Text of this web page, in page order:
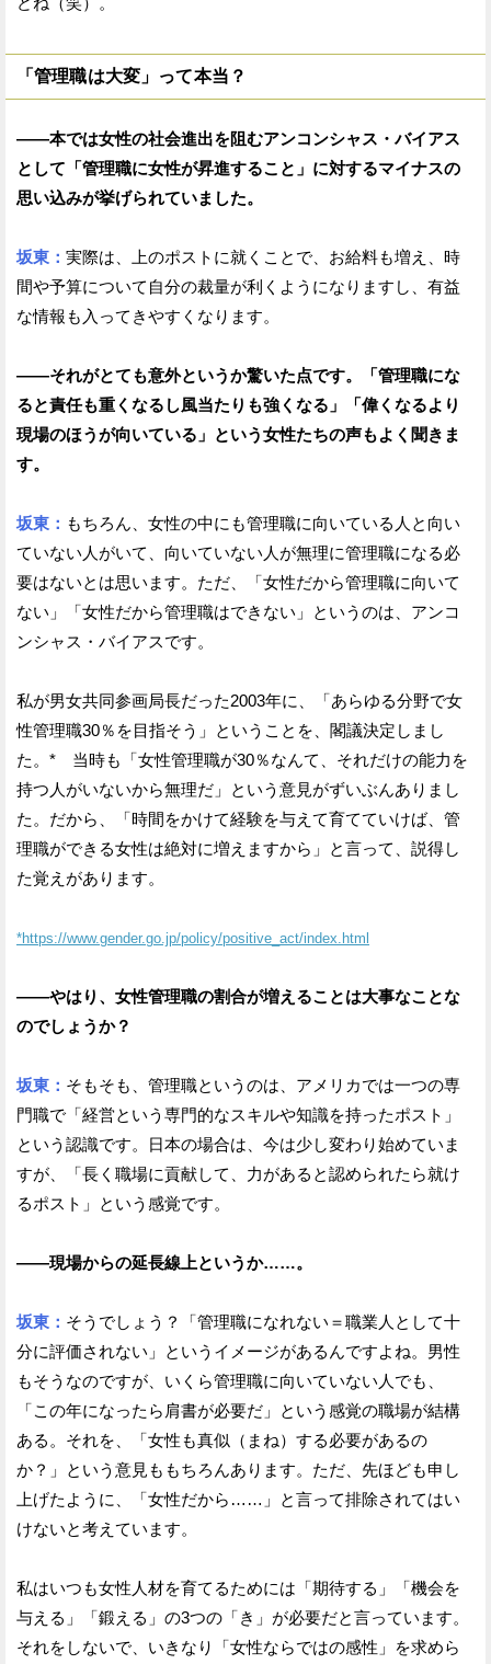
「管理職は大変」って本当？
——本では女性の社会進出を阻むアンコンシャス・バイアス
として「管理職に女性が昇進すること」に対するマイナスの
思い込みが挙げられていました。
坂東： 実際は、上のポストに就くことで、お給料も増え、時
間や予算について自分の裁量が利くようになりますし、有益
な情報も入ってきやすくなります。
——それがとても意外というか驚いた点です。「管理職にな
ると責任も重くなるし風当たりも強くなる」「偉くなるより
現場のほうが向いている」という女性たちの声もよく聞きま
す。
坂東： もちろん、女性の中にも管理職に向いている人と向い
ていない人がいて、向いていない人が無理に管理職になる必
要はないとは思います。ただ、「女性だから管理職に向いて
ない」「女性だから管理職はできない」というのは、アンコ
ンシャス・バイアスです。
私が男女共同参画局長だった2003年に、「あらゆる分野で女
性管理職30％を目指そう」ということを、閣議決定しまし
た。* 当時も「女性管理職が30％なんて、それだけの能力を
持つ人がいないから無理だ」という意見がずいぶんありまし
た。だから、「時間をかけて経験を与えて育てていけば、管
理職ができる女性は絶対に増えますから」と言って、説得し
た覚えがあります。
*https://www.gender.go.jp/policy/positive_act/index.html
——やはり、女性管理職の割合が増えることは大事なことな
のでしょうか？
坂東： そもそも、管理職というのは、アメリカでは一つの専
門職で「経営という専門的なスキルや知識を持ったポスト」
という認識です。日本の場合は、今は少し変わり始めていま
すが、「長く職場に貢献して、力があると認められたら就け
るポスト」という感覚です。
——現場からの延長線上というか……。
坂東： そうでしょう？「管理職になれない＝職業人として十
分に評価されない」というイメージがあるんですよね。男性
もそうなのですが、いくら管理職に向いていない人でも、
「この年になったら肩書が必要だ」という感覚の職場が結構
ある。それを、「女性も真似（まね）する必要があるの
か？」という意見ももちろんあります。ただ、先ほども申し
上げたように、「女性だから……」と言って排除されてはい
けないと考えています。
私はいつも女性人材を育てるためには「期待する」「機会を
与える」「鍛える」の3つの「き」が必要だと言っています。
それをしないで、いきなり「女性ならではの感性」を求めら